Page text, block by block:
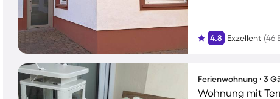
4.8 Exzellent (46
Ferienwohnung ∙ 3
Wohnung mit